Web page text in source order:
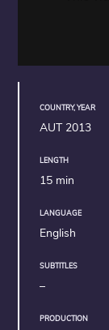
COUNTRY, YEAR
AUT 2013
LENGTH
15 min
LANGUAGE
English
SUBTITLES
–
PRODUCTION